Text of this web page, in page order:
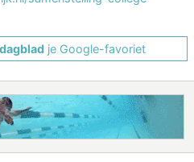
je Google-favoriet